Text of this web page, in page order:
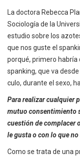
La doctora Rebecca
Sociología de la
estudio sobre los
que nos guste el
porqué, primero habría
spanking, que va
culo, durante el sexo,
Para realizar cualquier
mutuo consentimiento
cuestión de complacer
le gusta o con lo que
Como se trata de una